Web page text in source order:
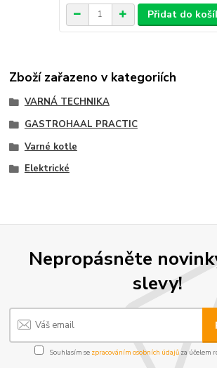
Přidat do
Zboží zařazeno v kategoriích
VARNÁ TECHNIKA
GASTROHAAL PRACTIC
Varné kotle
Elektrické
Nepropásněte
slevy!
Souhlasím se zpracováním osobních údajůza účelem